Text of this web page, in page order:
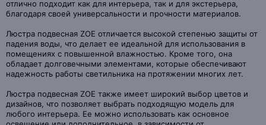
отлично подходит как для интерьера, так и для экстерьера,
благодаря своей универсальности и прочности материалов.
Люстра подвесная ZOE отличается высокой степенью защиты от
падения воды, что делает ее идеальной для использования в
помещениях с повышенной влажностью. Кроме того, она
обладает долговечными элементами, которые обеспечивают
надежность работы светильника на протяжении многих лет.
Люстра подвесная ZOE также имеет широкий выбор цветов и
дизайнов, что позволяет выбрать подходящую модель для
любого интерьера. Ее можно использовать как основное